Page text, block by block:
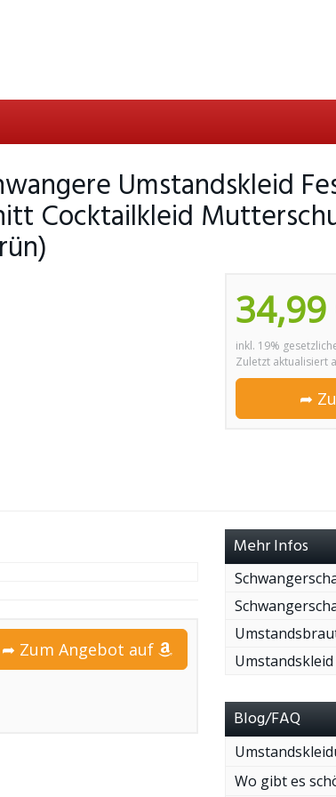
Umstandskleid
Cocktailkleid
34,99
inkl. 19%
Zuletzt aktualisiert
➦
➦ Zum Angebot auf
Mehr Infos
Blog/FAQ
Wo gibt es